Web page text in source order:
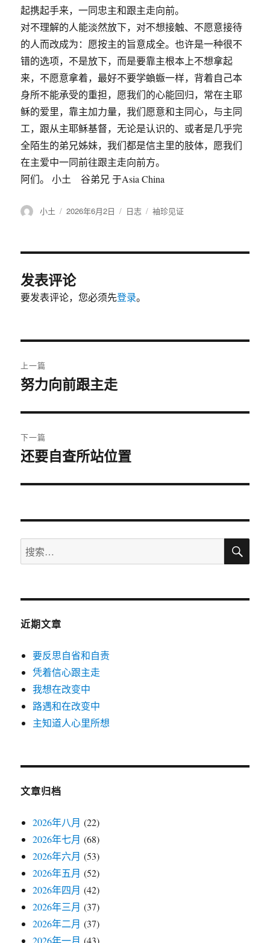
起携起手来，一同忠主和跟主走向前。
对不理解的人能淡然放下，对不想接触、不愿意接待
的人而改成为：愿按主的旨意成全。也许是一种很不
错的选项，不是放下，而是要靠主根本上不想拿起
来，不愿意拿着，最好不要学蝜蝂一样，背着自己本
身所不能承受的重担，愿我们的心能回归，常在主耶
稣的爱里，靠主加力量，我们愿意和主同心，与主同
工，跟从主耶稣基督，无论是认识的、或者是几乎完
全陌生的弟兄姊妹，我们都是信主里的肢体，愿我们
在主爱中一同前往跟主走向前方。
阿们。 小土 谷弟兄 于Asia China
作
小土
发
2026年6月2日
格
日志
分
袖珍见证
发表评论
要发表评论，您必须先登录。
章
航
上一篇
上
文
章：
努力向前跟主走
下一篇
下
文
还要自查所站位置
搜
索：
搜
近期文章
要反思自省和自责
凭着信心跟主走
我想在改变中
路遇和在改变中
主知道人心里所想
文章归档
2026年八月 (22)
2026年七月 (68)
2026年六月 (53)
2026年五月 (52)
2026年四月 (42)
2026年三月 (37)
2026年二月 (37)
2026年一月 (43)